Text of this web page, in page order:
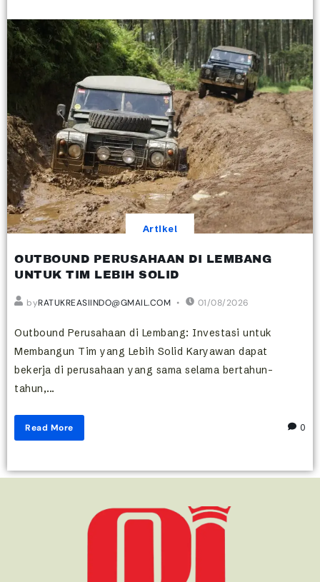
Artikel
OUTBOUND PERUSAHAAN DI LEMBANG
UNTUK TIM LEBIH SOLID
byRATUKREASIINDO@GMAIL.COM 01/08/2026
Outbound Perusahaan di Lembang: Investasi untuk
Membangun Tim yang Lebih Solid Karyawan dapat
bekerja di perusahaan yang sama selama bertahun-
tahun,...
Read More 0